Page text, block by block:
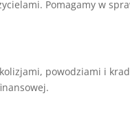
Pomagamy w
powodziami i